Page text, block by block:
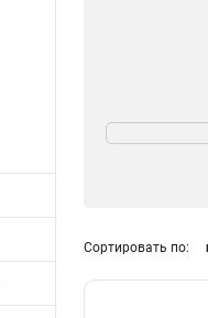
Да 2
Сортировать по: